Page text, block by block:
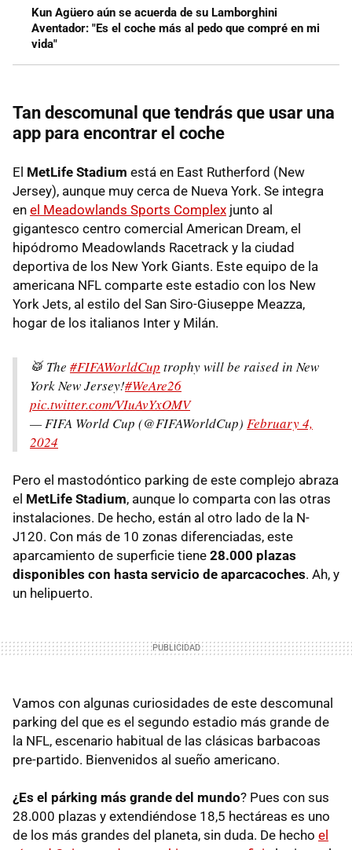
Kun Agüero aún se acuerda de su Lamborghini
Aventador: "Es el coche más al pedo que compré en mi
vida"
Tan descomunal que tendrás que usar una
app para encontrar el coche
El MetLife Stadium está en East Rutherford (New
Jersey), aunque muy cerca de Nueva York. Se integra
en el Meadowlands Sports Complex junto al
gigantesco centro comercial American Dream, el
hipódromo Meadowlands Racetrack y la ciudad
deportiva de los New York Giants. Este equipo de la
americana NFL comparte este estadio con los New
York Jets, al estilo del San Siro-Giuseppe Meazza,
hogar de los italianos Inter y Milán.
🥁 The #FIFAWorldCup trophy will be raised in New
York New Jersey!#WeAre26
pic.twitter.com/VIuAvYxOMV
— FIFA World Cup (@FIFAWorldCup) February 4,
2024
Pero el mastodóntico parking de este complejo abraza
el MetLife Stadium, aunque lo comparta con las otras
instalaciones. De hecho, están al otro lado de la N-
J120. Con más de 10 zonas diferenciadas, este
aparcamiento de superficie tiene 28.000 plazas
disponibles con hasta servicio de aparcacoches. Ah, y
un helipuerto.
Vamos con algunas curiosidades de este descomunal
parking del que es el segundo estadio más grande de
la NFL, escenario habitual de las clásicas barbacoas
pre-partido. Bienvenidos al sueño americano.
¿Es el párking más grande del mundo? Pues con sus
28.000 plazas y extendiéndose 18,5 hectáreas es uno
de los más grandes del planeta, sin duda. De hecho el